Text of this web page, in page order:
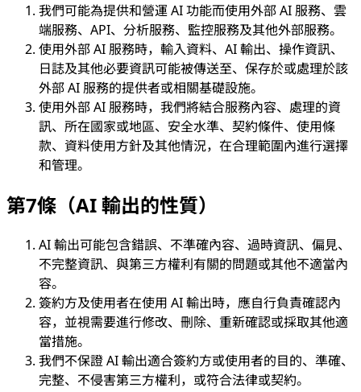
我們可能為提供和營運 AI 功能而使用外部 AI 服務、雲
端服務、API、分析服務、監控服務及其他外部服務。
使用外部 AI 服務時，輸入資料、AI 輸出、操作資訊、
日誌及其他必要資訊可能被傳送至、保存於或處理於該
外部 AI 服務的提供者或相關基礎設施。
使用外部 AI 服務時，我們將結合服務內容、處理的資
訊、所在國家或地區、安全水準、契約條件、使用條
款、資料使用方針及其他情況，在合理範圍內進行選擇
和管理。
第7條（AI 輸出的性質）
AI 輸出可能包含錯誤、不準確內容、過時資訊、偏見、
不完整資訊、與第三方權利有關的問題或其他不適當內
容。
簽約方及使用者在使用 AI 輸出時，應自行負責確認內
容，並視需要進行修改、刪除、重新確認或採取其他適
當措施。
我們不保證 AI 輸出適合簽約方或使用者的目的、準確、
完整、不侵害第三方權利，或符合法律或契約。